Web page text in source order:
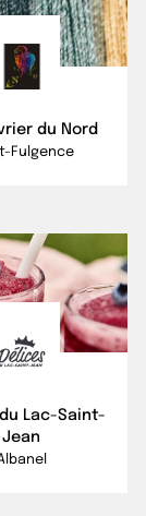
du Nord
Fulgence
Lac-Saint-
Jean